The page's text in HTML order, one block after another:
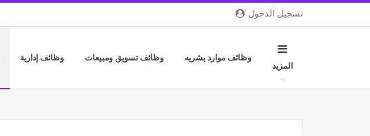
تسجيل الدخول
وظائف إدارية وظائف تسويق ومبيعات
وظائف موارد بشريه
المزيد